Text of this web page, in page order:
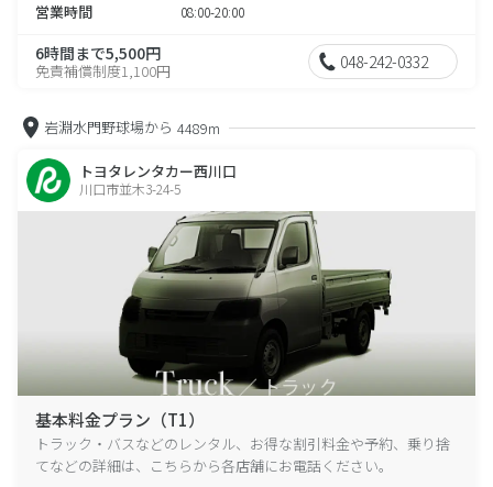
営業時間 08:00-20:00
6時間まで5,500円
免責補償制度1,100円 048-242-0332
岩淵水門野球場から 4489m
トヨタレンタカー西川口
川口市並木3-24-5
基本料金プラン（T1）
トラック・バスなどのレンタル、お得な割引料金や予約、乗り捨
てなどの詳細は、こちらから各店舗にお電話ください。